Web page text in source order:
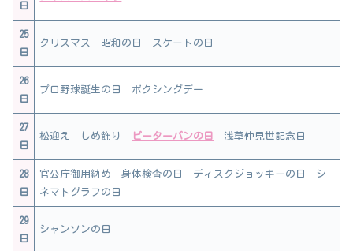
日
25
日
クリスマス 昭和の日 スケートの日
26
日
プロ野球誕生の日 ボクシングデー
27
日
松迎え しめ飾り ピーターパンの日 浅草仲見世記念日
28
日
官公庁御用納め 身体検査の日 ディスクジョッキーの日 シ
ネマトグラフの日
29
日
シャンソンの日